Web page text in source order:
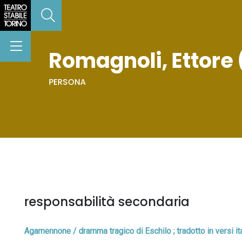
Romagnoli, Ettore
PERSONA
responsabilità secondaria
Agamennone / dramma tragico di Eschilo ; tradotto in versi